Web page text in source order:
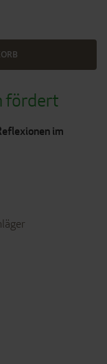
fördert
im